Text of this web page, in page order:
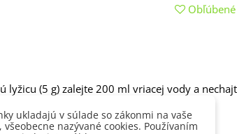
Obľúbené
lyžicu (5 g) zalejte 200 ml vriacej vody a
2–3x denne.
ukladajú v súlade so zákonmi na vaše
nazývané cookies. Používaním